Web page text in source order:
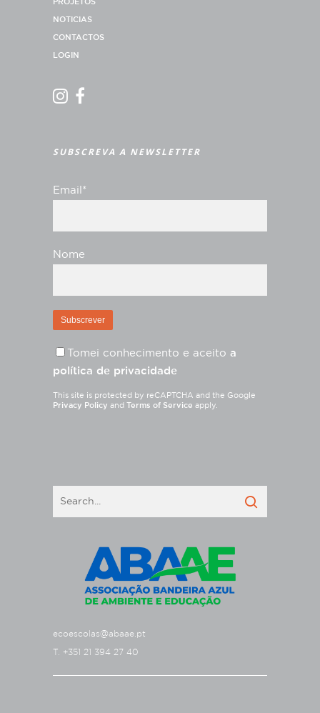
NOTICIAS
CONTACTOS
LOGIN
SUBSCREVA A NEWSLETTER
Email*
Nome
Tomei conhecimento e aceito a
política de privacidade
This site is protected by reCAPTCHA and the Google
Privacy Policy and Terms of Service apply.
ecoescolas@abaae.pt
T. +351 21 394 27 40